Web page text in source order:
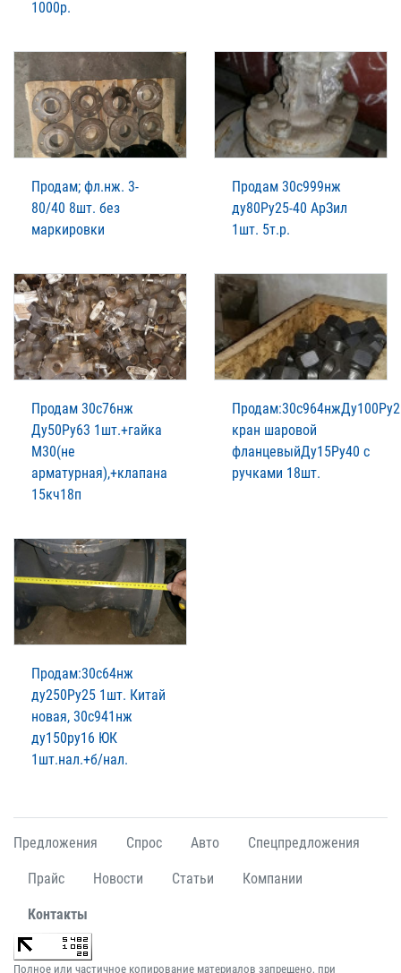
1000р.
Продам; фл.нж. 3-
80/40 8шт. без
маркировки
Продам 30с999нж
ду80Ру25-40 АрЗил
1шт. 5т.р.
Продам 30с76нж
Ду50Ру63 1шт.+гайка
М30(не
арматурная),+клапана
15кч18п
кран шаровой
фланцевыйДу15Ру40 с
ручками 18шт.
Продам:30с64нж
ду250Ру25 1шт. Китай
новая, 30с941нж
ду150ру16 ЮК
1шт.нал.+б/нал.
Предложения Спрос Авто Спецпредложения
Прайс Новости Статьи Компании
Контакты
Полное или частичное копирование материалов запрещено, при